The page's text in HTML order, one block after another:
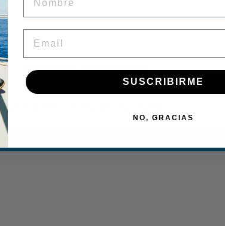
Reseñas de Clientes
Sé el primero en escribir una reseña
SUSCRIBIRME
NO, GRACIAS